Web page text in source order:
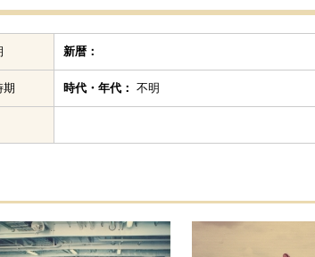
新暦：
期 時代・年代： 不明